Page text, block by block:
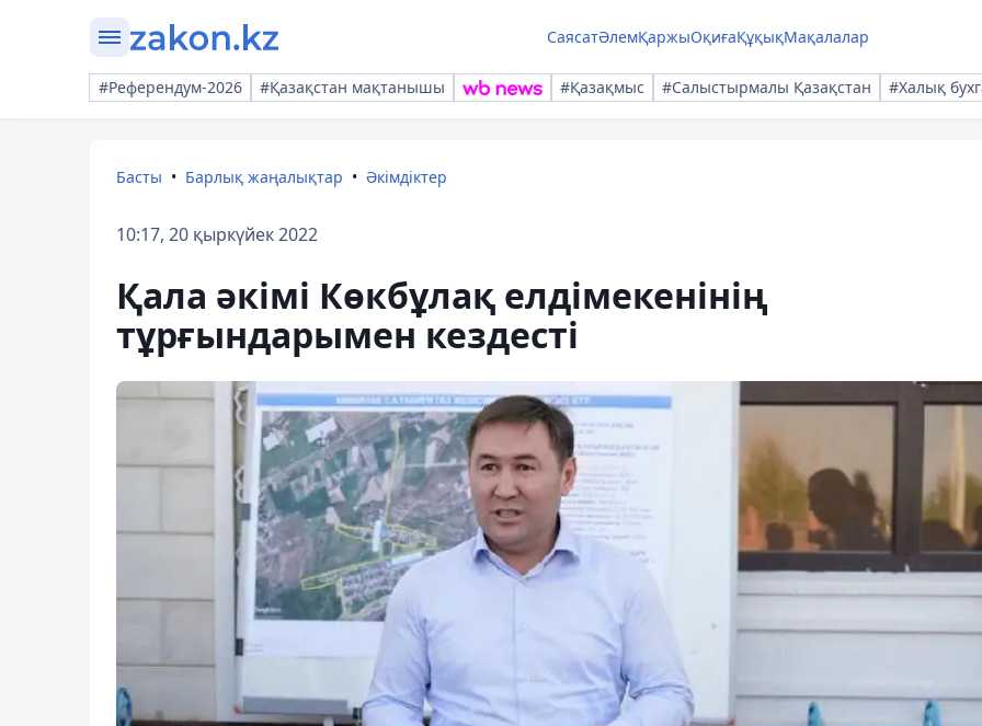
СаясатӘлемҚаржыОқиғаҚұқықМақалалар
#Референдум-2026 #Қазақстан мақтанышы #Қазақмыс #Салыстырмалы Қазақстан #Халық
Басты Барлық жаңалықтар Әкімдіктер
10:17, 20 қыркүйек 2022
Қала әкімі Көкбұлақ елдімекенінің
тұрғындарымен кездесті